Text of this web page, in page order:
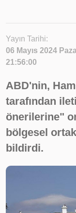
Yayın Tarihi:
06 Mayıs 2024
21:56:00
ABD'nin,
tarafından
önerilerine"
bölgesel
bildirdi.